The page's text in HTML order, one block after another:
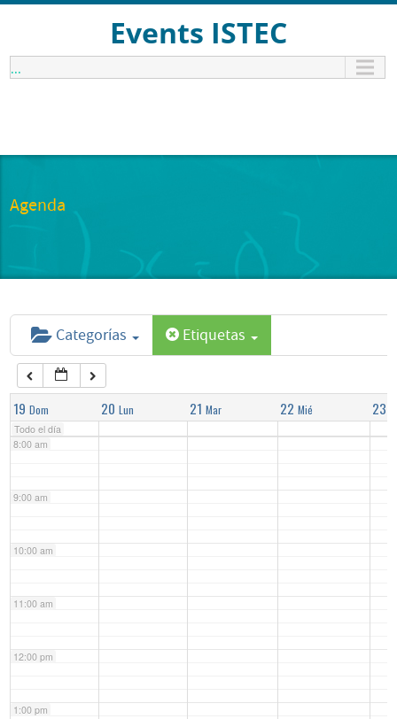
Events ISTEC
...
Agenda
Categorías Etiquetas
19 Dom 20 Lun 21 Mar 22 Mié 23
Todo el día
1:00 am
6:00 am
7:00 am
8:00 am
9:00 am
10:00 am
11:00 am
12:00 pm
1:00 pm